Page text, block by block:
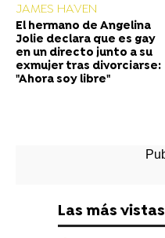
JAMES HAVEN
El hermano de Angelina
Jolie declara que es gay
en un directo junto a su
exmujer tras divorciarse:
"Ahora soy libre"
Las más vistas